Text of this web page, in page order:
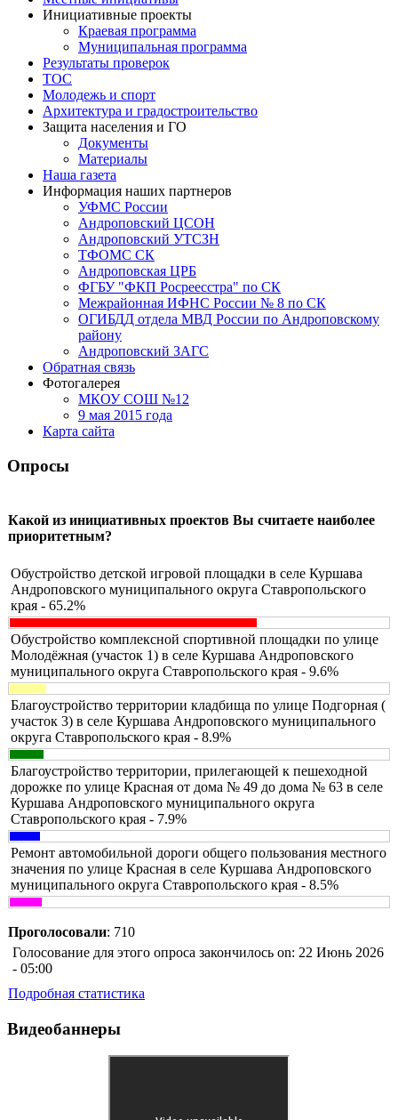
Инициативные проекты
Краевая программа
Муниципальная программа
Результаты проверок
ТОС
Молодежь и спорт
Архитектура и градостроительство
Защита населения и ГО
Документы
Материалы
Наша газета
Информация наших партнеров
УФМС России
Андроповский ЦСОН
Андроповский УТСЗН
ТФОМС СК
Андроповская ЦРБ
ФГБУ "ФКП Росреесстра" по СК
Межрайонная ИФНС России № 8 по СК
ОГИБДД отдела МВД России по Андроповскому
району
Андроповский ЗАГС
Обратная связь
Фотогалерея
МКОУ СОШ №12
9 мая 2015 года
Карта сайта
Опросы
Какой из инициативных проектов Вы считаете наиболее
приоритетным?
Обустройство детской игровой площадки в селе Куршава
Андроповского муниципального округа Ставропольского
края - 65.2%
Обустройство комплексной спортивной площадки по улице
Молодёжная (участок 1) в селе Куршава Андроповского
муниципального округа Ставропольского края - 9.6%
Благоустройство территории кладбища по улице Подгорная (
участок 3) в селе Куршава Андроповского муниципального
округа Ставропольского края - 8.9%
Благоустройство территории, прилегающей к пешеходной
дорожке по улице Красная от дома № 49 до дома № 63 в селе
Куршава Андроповского муниципального округа
Ставропольского края - 7.9%
Ремонт автомобильной дороги общего пользования местного
значения по улице Красная в селе Куршава Андроповского
муниципального округа Ставропольского края - 8.5%
Проголосовали: 710
Голосование для этого опроса закончилось on: 22 Июнь 2026
- 05:00
Подробная статистика
Видеобаннеры